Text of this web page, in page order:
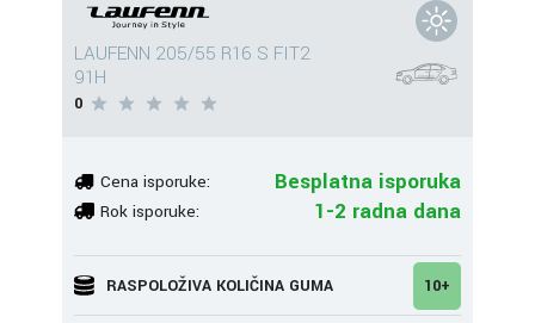
LAUFENN 205/55 R16 S FIT2
91H
0
Cena isporuke: Besplatna isporuka
Rok isporuke: 1-2 radna dana
RASPOLOŽIVA KOLIČINA GUMA 10+